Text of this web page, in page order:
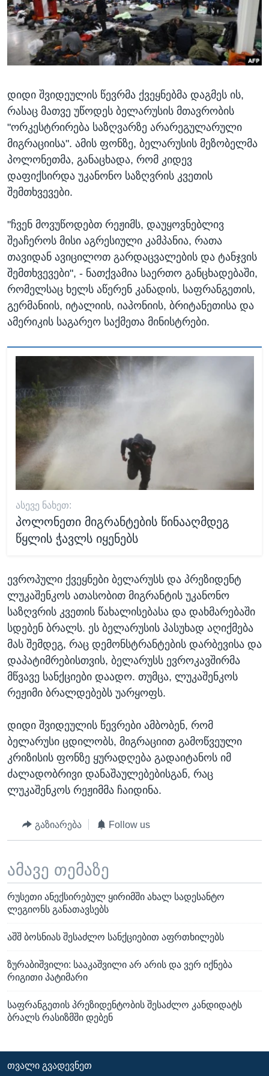
ᲡᲢᲣᲓᲘᲐ ᲕᲐᲨᲘᲜᲒᲢᲝᲜᲘ
ᲔᲙᲝᲜᲝᲛᲘᲙᲐ
ᲯᲐᲜᲛᲠᲗᲔᲚᲝᲑᲐ
ᲛᲔᲪᲜᲘᲔᲠᲔᲑᲐ
ᲙᲣᲚᲢᲣᲠᲐ
ᲒᲐᲚᲘᲚᲔᲝ
ᲓᲔᲖᲘᲜᲤᲝᲠᲛᲐᲪᲘᲐ
Learning English
ᲗᲕᲐᲚᲘ ᲒᲕᲐᲓᲔᲕᲜᲔᲗ
ენები
დიდი შვიდეულის წევრმა ქვეყნებმა დაგმეს ის,
რასაც მათვე უწოდეს ბელარუსის მთავრობის
"ორკესტრირება საზღვარზე არარეგულარული
მიგრაციისა". ამის ფონზე, ბელარუსის მეზობელმა
პოლონეთმა, განაცხადა, რომ კიდევ
დაფიქსირდა უკანონო საზღვრის კვეთის
შემთხვევები.
"ჩვენ მოვუწოდებთ რეჟიმს, დაუყოვნებლივ
შეაჩეროს მისი აგრესიული კამპანია, რათა
თავიდან ავიცილოთ გარდაცვალების და ტანჯვის
შემთხვევები", - ნათქვამია საერთო განცხადებაში,
რომელსაც ხელს აწერენ კანადის, საფრანგეთის,
გერმანიის, იტალიის, იაპონიის, ბრიტანეთისა და
ამერიკის საგარეო საქმეთა მინისტრები.
ᲐᲡᲔᲕᲔ ᲜᲐᲮᲔᲗ:
პოლონეთი მიგრანტების წინააღმდეგ
წყლის ჭავლს იყენებს
ევროპული ქვეყნები ბელარუსს და პრეზიდენტ
ლუკაშენკოს ათასობით მიგრანტის უკანონო
საზღვრის კვეთის წახალისებასა და დახმარებაში
სდებენ ბრალს. ეს ბელარუსის პასუხად აღიქმება
მას შემდეგ, რაც დემონსტრანტების დარბევისა და
დაპატიმრებისთვის, ბელარუსს ევროკავშირმა
მწვავე სანქციები დაადო. თუმცა, ლუკაშენკოს
რეჟიმი ბრალდებებს უარყოფს.
დიდი შვიდეულის წევრები ამბობენ, რომ
ბელარუსი ცდილობს, მიგრაციით გამოწვეული
კრიზისის ფონზე ყურადღება გადაიტანოს იმ
ძალადობრივი დანაშაულებებისგან, რაც
ლუკაშენკოს რეჟიმმა ჩაიდინა.
გაზიარება Follow us
ამავე თემაზე
რუსეთი ანექსირებულ ყირიმში ახალ სადესანტო
ლეგიონს განათავსებს
აშშ ბოსნიას შესაძლო სანქციებით აფრთხილებს
ზურაბიშვილი: სააკაშვილი არ არის და ვერ იქნება
რიგითი პატიმარი
საფრანგეთის პრეზიდენტობის შესაძლო კანდიდატს
ბრალს რასიზმში დებენ
ᲗᲕᲐᲚᲘ ᲒᲕᲐᲓᲔᲕᲜᲔᲗ